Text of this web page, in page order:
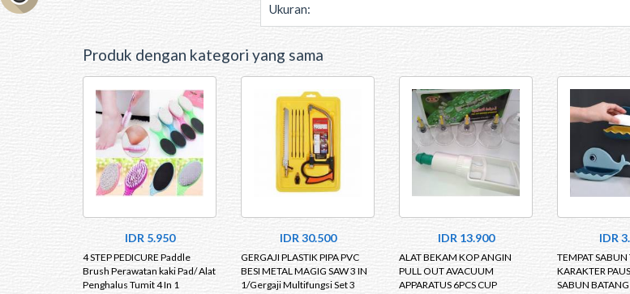
Ukuran:
Produk dengan kategori yang sama
IDR 5.950
4 STEP PEDICURE Paddle
Brush Perawatan kaki Pad/ Alat
Penghalus Tumit 4 In 1
IDR 30.500
GERGAJI PLASTIK PIPA PVC
BESI METAL MAGIG SAW 3 IN
1/Gergaji Multifungsi Set 3
IDR 13.900
ALAT BEKAM KOP ANGIN
PULL OUT AVACUUM
APPARATUS 6PCS CUP
IDR
TEMPAT SABUN
KARAKTER
SABUN